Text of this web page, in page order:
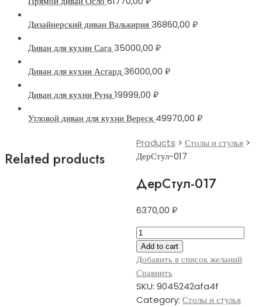
Дизайнерский диван Валькирия36860,00 ₽
Диван для кухни Сага35000,00 ₽
Диван для кухни Асгард36000,00 ₽
Диван для кухни Руна19999,00 ₽
Угловой диван для кухни Вереск 49970,00 ₽
Products > Столы и стулья>
ДерСтул-017
ДерСтул-017
6370,00 ₽
ДерСтул-017
quantity
Add to cart
Добавить в список желаний
Сравнить
SKU: 9045242afa4f
Category: Столы и стулья
Related products